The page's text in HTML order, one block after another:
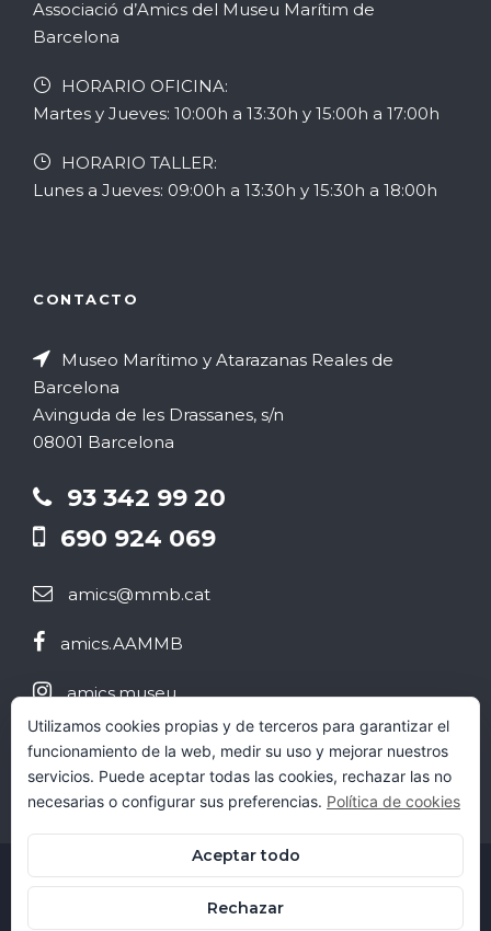
Associació d’Amics del Museu Marítim de
Barcelona
HORARIO OFICINA:
Martes y Jueves: 10:00h a 13:30h y 15:00h a 17:00h
HORARIO TALLER:
Lunes a Jueves: 09:00h a 13:30h y 15:30h a 18:00h
CONTACTO
Museo Marítimo y Atarazanas Reales de
Barcelona
Avinguda de les Drassanes, s/n
08001 Barcelona
93 342 99 20
690 924 069
amics@mmb.cat
amics.AAMMB
amics.museu
@aammb
© 2022 AAMMB. Todos los derechos reservados.
Diseño web:fasecreativa.es
Utilizamos cookies propias y de terceros para garantizar el
funcionamiento de la web, medir su uso y mejorar nuestros
servicios. Puede aceptar todas las cookies, rechazar las no
necesarias o configurar sus preferencias. Política de cookies
Aceptar todo
Rechazar